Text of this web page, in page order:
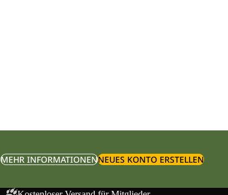
MEHR INFORMATIONENNEUES KONTO ERSTELLEN